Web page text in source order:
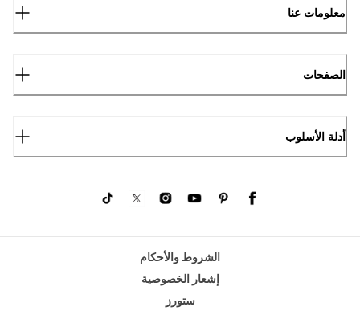
معلومات عنا
الصفحات
أدلة الأسلوب
الشروط والأحكام
إشعار الخصوصية
ستورز